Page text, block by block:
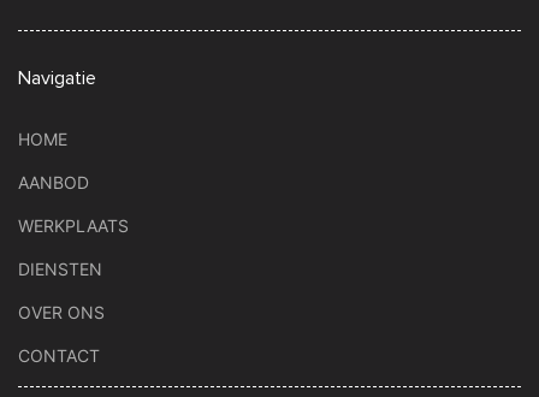
Navigatie
HOME
AANBOD
WERKPLAATS
DIENSTEN
OVER ONS
CONTACT